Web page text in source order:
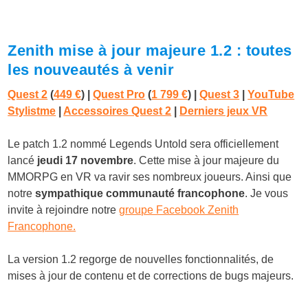
Zenith mise à jour majeure 1.2 : toutes
les nouveautés à venir
Quest 2 (449 €) |Quest Pro (1 799 €) |Quest 3
YouTube
Stylistme
Accessoires Quest 2 Derniers jeux VR
Le patch 1.2 nommé Legends Untold sera officiellement
lancé jeudi 17 novembre. Cette mise à jour majeure du
MMORPG en VR va ravir ses nombreux joueurs. Ainsi que
notresympathique communauté francophone. Je vous
invite à rejoindre notregroupe Facebook Zenith
Francophone.
La version 1.2 regorge de nouvelles fonctionnalités, de
mises à jour de contenu et de corrections de bugs majeurs.